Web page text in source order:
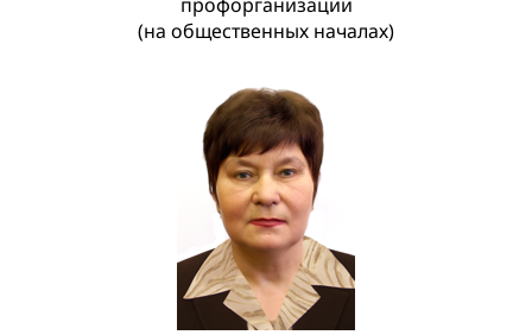
(на общественных началах)